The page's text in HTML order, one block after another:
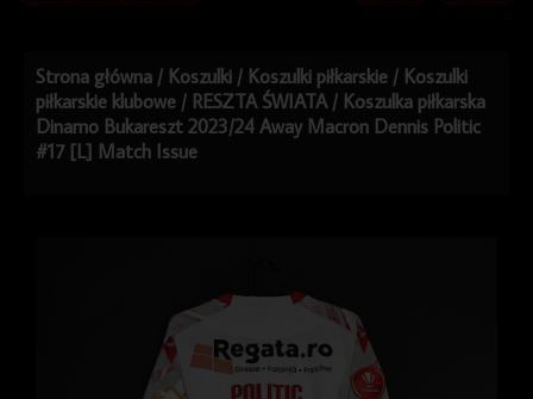
Strona główna / Koszulki / Koszulki piłkarskie / Koszulki
piłkarskie klubowe / RESZTA ŚWIATA / Koszulka piłkarska
Dinamo Bukareszt 2023/24 Away Macron Dennis Politic
#17 [L] Match Issue